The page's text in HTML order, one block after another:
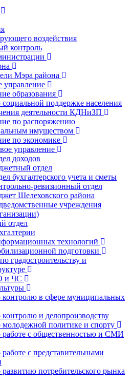
воздействия
контроль
Мэра района
управление
образования
поддержке населения
деятельности КДНиЗП
по распоряжению
имуществом
по экономике
управление
доходов
отдел
бухгалтерского учета и сметы
ревизионный отдел
Шелеховского района
учреждения
отдел
технологий
подготовки
градостроительству и
и ЧС
контролю в сфере муниципальных
и делопроизводству
молодежной политике и спорту
работе с общественностью и СМИ
с представительными
потребительского рынка